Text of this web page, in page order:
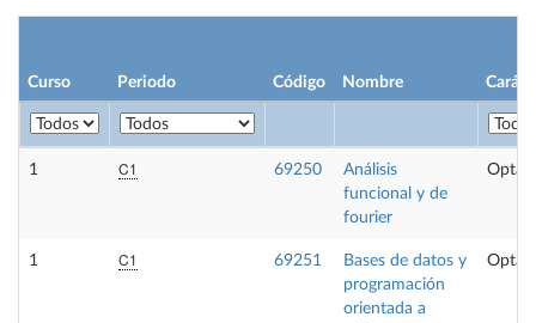
Curso Periodo Código Nombre
1 C1 69250
Análisis
funcional y de
fourier
1 C1 69251
Bases de datos y
programación
orientada a